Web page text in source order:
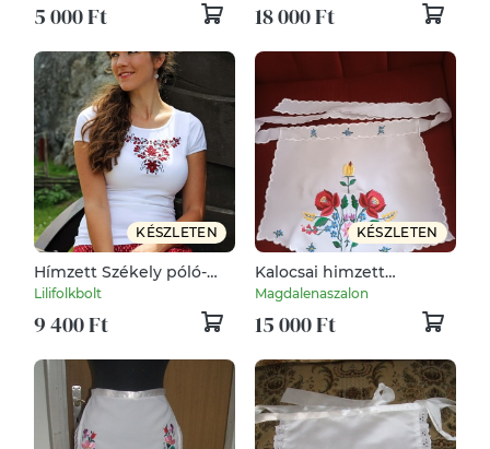
5 000 Ft 18 000 Ft
KÉSZLETEN
Hímzett Székely póló-
fehér
Lilifolkbolt
9 400 Ft
KÉSZLETEN
Kalocsai himzett
kötények eladóak.
Magdalenaszalon
15 000 Ft